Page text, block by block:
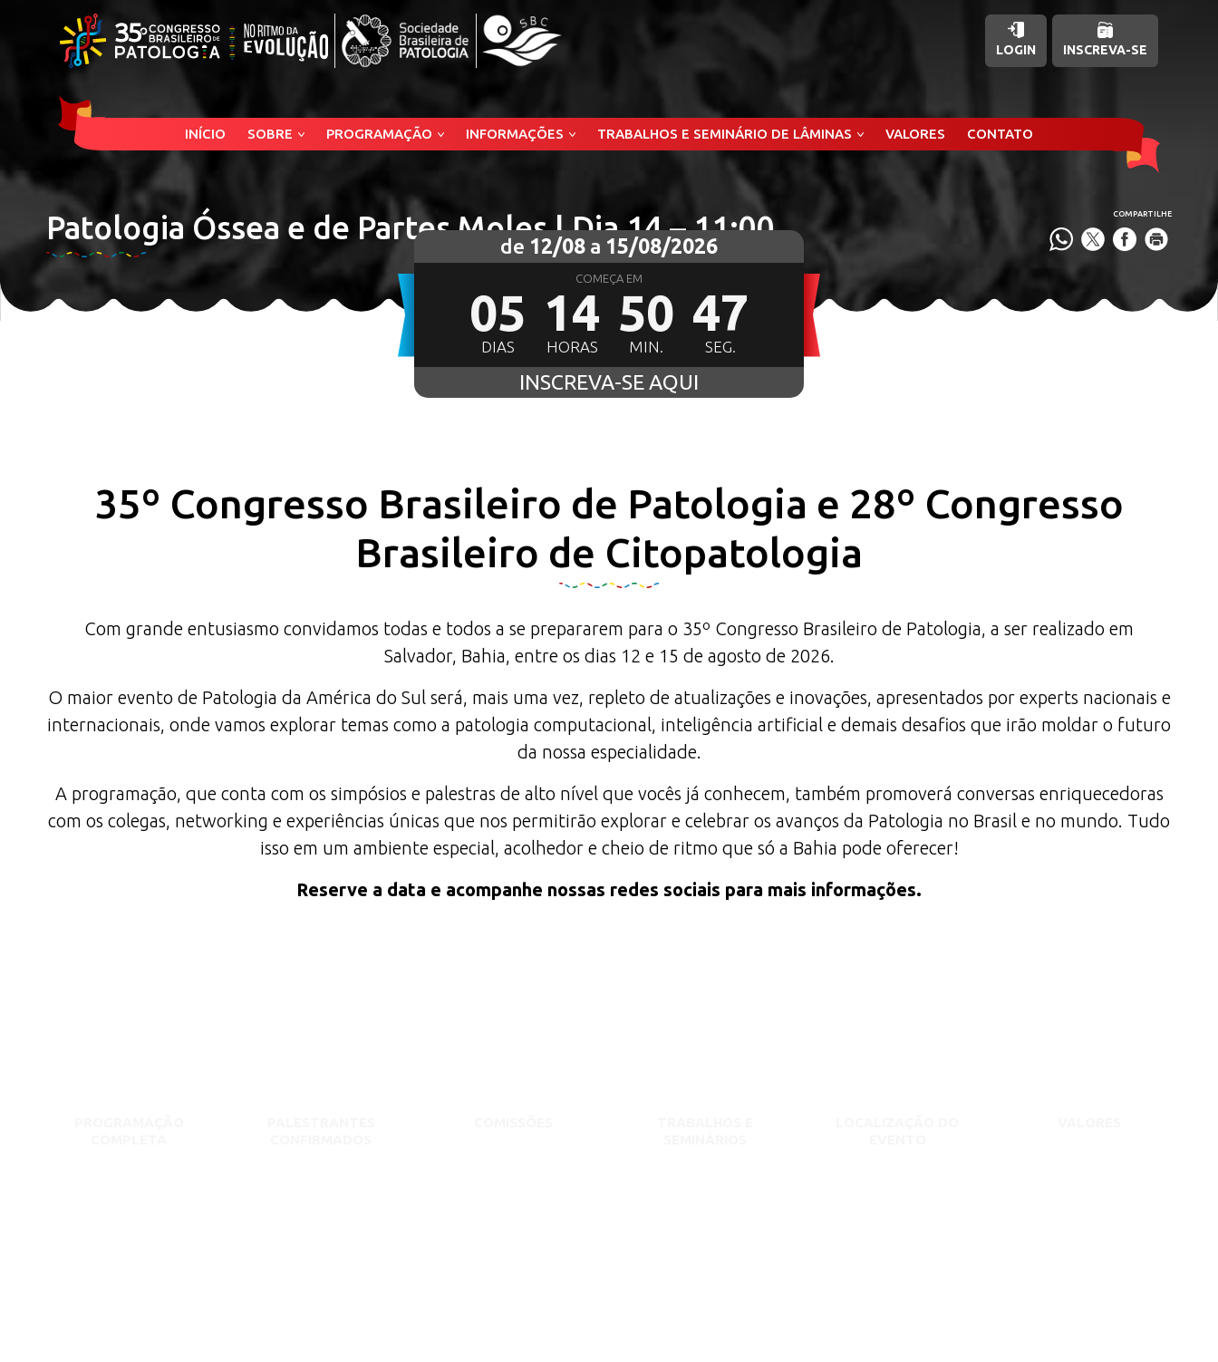
Patologia Óssea e de Partes Moles | Dia 14 – 11:00 COMPARTILHE
LOGIN INSCREVA-SE
INÍCIO SOBRE PROGRAMAÇÃO INFORMAÇÕES TRABALHOS E SEMINÁRIO DE LÂMINAS VALORES CONTATO
de 12/08 a 15/08/2026
COMEÇA EM
05
DIAS
14
HORAS
50
MIN.
46
SEG.
INSCREVA-SE AQUI
35º Congresso Brasileiro de Patologia e 28º Congresso
Brasileiro de Citopatologia
Com grande entusiasmo convidamos todas e todos a se prepararem para o 35º Congresso Brasileiro de Patologia, a ser realizado em
Salvador, Bahia, entre os dias 12 e 15 de agosto de 2026.
O maior evento de Patologia da América do Sul será, mais uma vez, repleto de atualizações e inovações, apresentados por experts nacionais e
internacionais, onde vamos explorar temas como a patologia computacional, inteligência artificial e demais desafios que irão moldar o futuro
da nossa especialidade.
A programação, que conta com os simpósios e palestras de alto nível que vocês já conhecem, também promoverá conversas enriquecedoras
com os colegas, networking e experiências únicas que nos permitirão explorar e celebrar os avanços da Patologia no Brasil e no mundo. Tudo
isso em um ambiente especial, acolhedor e cheio de ritmo que só a Bahia pode oferecer!
Reserve a data e acompanhe nossas redes sociais para mais informações.